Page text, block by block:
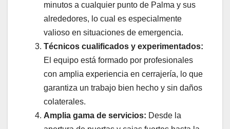
minutos a cualquier punto de Palma y sus
alrededores, lo cual es especialmente
valioso en situaciones de emergencia.
Técnicos cualificados y experimentados:
El equipo está formado por profesionales
con amplia experiencia en cerrajería, lo que
garantiza un trabajo bien hecho y sin daños
colaterales.
Amplia gama de servicios: Desde la